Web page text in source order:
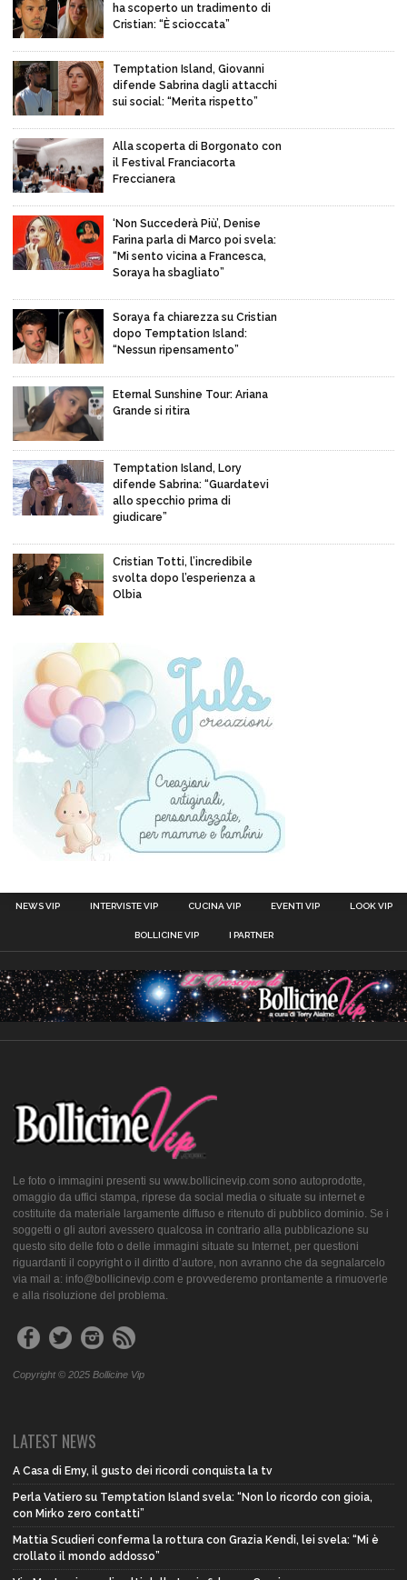
ha scoperto un tradimento di
Cristian: “È scioccata”
Temptation Island, Giovanni
difende Sabrina dagli attacchi
sui social: “Merita rispetto”
Alla scoperta di Borgonato con
il Festival Franciacorta
Freccianera
‘Non Succederà Più’, Denise
Farina parla di Marco poi svela:
“Mi sento vicina a Francesca,
Soraya ha sbagliato”
Soraya fa chiarezza su Cristian
dopo Temptation Island:
“Nessun ripensamento”
Eternal Sunshine Tour: Ariana
Grande si ritira
Temptation Island, Lory
difende Sabrina: “Guardatevi
allo specchio prima di
giudicare”
Cristian Totti, l’incredibile
svolta dopo l’esperienza a
Olbia
NEWS VIP INTERVISTE VIP CUCINA VIP EVENTI VIP LOOK VIP
BOLLICINE VIP I PARTNER
Le foto o immagini presenti su www.bollicinevip.com sono autoprodotte,
omaggio da uffici stampa, riprese da social media o situate su internet e
costituite da materiale largamente diffuso e ritenuto di pubblico dominio. Se i
soggetti o gli autori avessero qualcosa in contrario alla pubblicazione su
questo sito delle foto o delle immagini situate su Internet, per questioni
riguardanti il copyright o il diritto d’autore, non avranno che da segnalarcelo
via mail a: info@bollicinevip.com e provvederemo prontamente a rimuoverle
e alla risoluzione del problema.
Copyright © 2025 Bollicine Vip
LATEST NEWS
A Casa di Emy, il gusto dei ricordi conquista la tv
Perla Vatiero su Temptation Island svela: “Non lo ricordo con gioia,
con Mirko zero contatti”
Mattia Scudieri conferma la rottura con Grazia Kendi, lei svela: “Mi è
crollato il mondo addosso”